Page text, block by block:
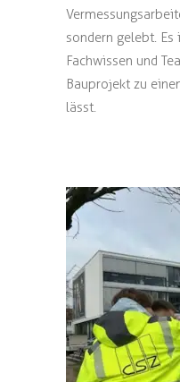
sondern gelebt.
Fachwissen und
Bauprojekt zu
lässt.